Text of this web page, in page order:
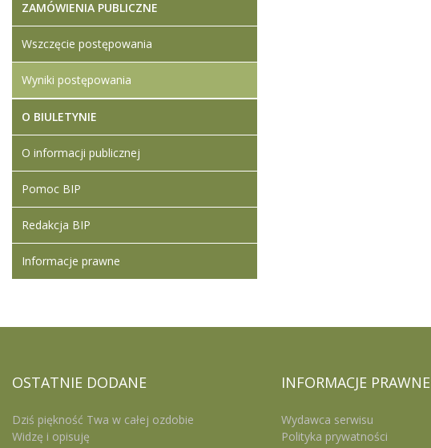
ZAMÓWIENIA PUBLICZNE
Wszczęcie postępowania
Wyniki postępowania
O BIULETYNIE
O informacji publicznej
Pomoc BIP
Redakcja BIP
Informacje prawne
OSTATNIE DODANE
Dziś piękność Twa w całej ozdobie
Widzę i opisuję
INFORMACJE PRAWNE
Wydawca serwisu
Polityka prywatności